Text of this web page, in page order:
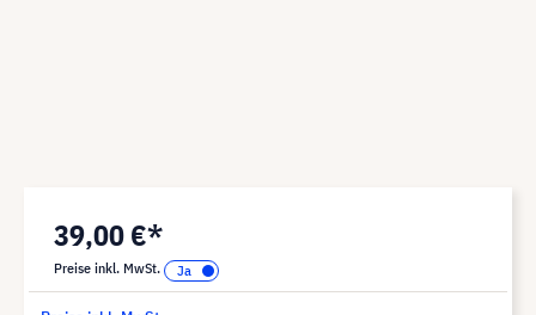
39,00 €*
Preise inkl. MwSt.